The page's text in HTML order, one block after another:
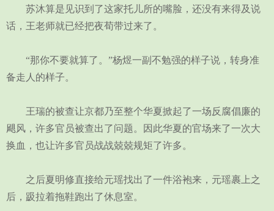
苏沐算是见识到了这家托儿所的嘴脸，还没有来得及说
话，王老师就已经把夜荀带过来了。
“那你不要就算了。”杨煜一副不勉强的样子说，转身准
备走人的样子。
王瑞的被查让京都乃至整个华夏掀起了一场反腐倡廉的
飓风，许多官员被查出了问题。因此华夏的官场来了一次大
换血，也让许多官员战战兢兢规矩了许多。
之后夏明修直接给元瑶找出了一件浴袍来，元瑶裹上之
后，趿拉着拖鞋跑出了休息室。